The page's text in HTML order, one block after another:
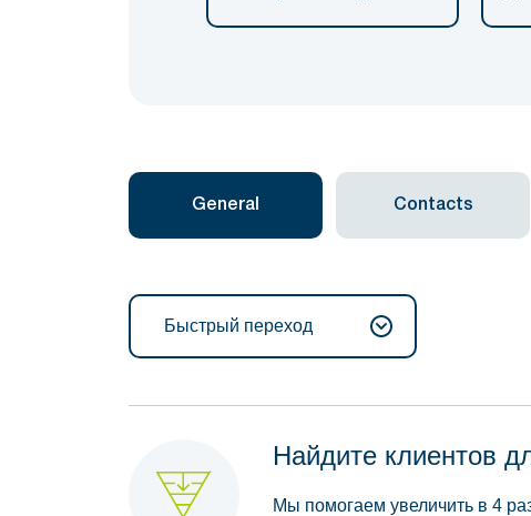
General Contacts
Быстрый переход
Найдите клиентов
Мы помогаем увеличить в 4